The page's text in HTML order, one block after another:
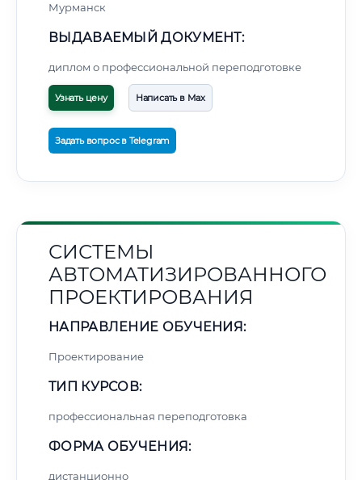
Мурманск
ВЫДАВАЕМЫЙ ДОКУМЕНТ:
диплом о профессиональной переподготовке
Узнать цену Написать в Max
Задать вопрос в Telegram
СИСТЕМЫ
АВТОМАТИЗИРОВАННОГО
ПРОЕКТИРОВАНИЯ
НАПРАВЛЕНИЕ ОБУЧЕНИЯ:
Проектирование
ТИП КУРСОВ:
профессиональная переподготовка
ФОРМА ОБУЧЕНИЯ:
дистанционно